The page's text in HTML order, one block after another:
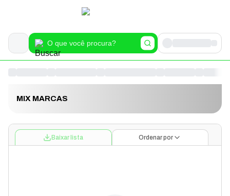
MIX MARCAS
Baixar lista Ordenar por